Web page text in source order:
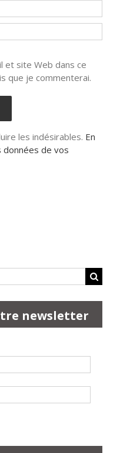
et site Web dans ce
que je commenterai.
les indésirables. En
données de vos
newsletter